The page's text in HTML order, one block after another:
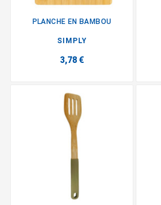
PLANCHE EN BAMBOU
SIMPLY
3,78 €